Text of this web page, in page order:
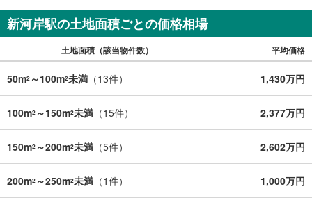
新河岸駅の土地面積ごとの価格相場
土地面積（該当物件数） 平均価格
50m2 ～100m2未満 （13件） 1,430万円
100m2 ～150m2未満 （15件） 2,377万円
150m2 ～200m2未満 （5件） 2,602万円
200m2 ～250m2未満 （1件） 1,000万円